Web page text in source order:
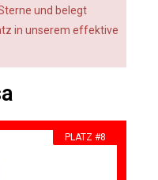
und belegt
in unserem effektive
PLATZ #8